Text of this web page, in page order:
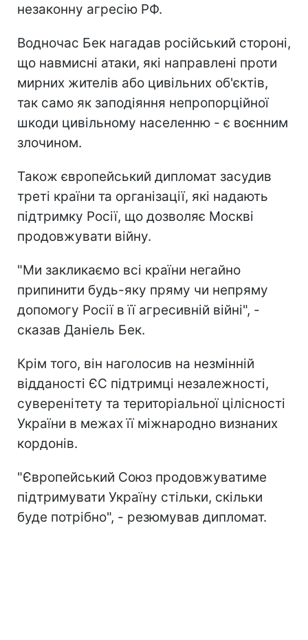
незаконну агресію РФ.
Водночас Бек нагадав російський стороні,
що навмисні атаки, які направлені проти
мирних жителів або цивільних об'єктів,
так само як заподіяння непропорційної
шкоди цивільному населенню - є воєнним
злочином.
Також європейський дипломат засудив
треті країни та організації, які надають
підтримку Росії, що дозволяє Москві
продовжувати війну.
"Ми закликаємо всі країни негайно
припинити будь-яку пряму чи непряму
допомогу Росії в її агресивній війні", -
сказав Даніель Бек.
Крім того, він наголосив на незмінній
відданості ЄС підтримці незалежності,
суверенітету та територіальної цілісності
України в межах її міжнародно визнаних
кордонів.
"Європейський Союз продовжуватиме
підтримувати Україну стільки, скільки
буде потрібно", - резюмував дипломат.